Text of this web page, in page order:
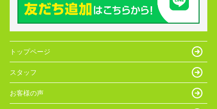
トップページ
スタッフ
お客様の声